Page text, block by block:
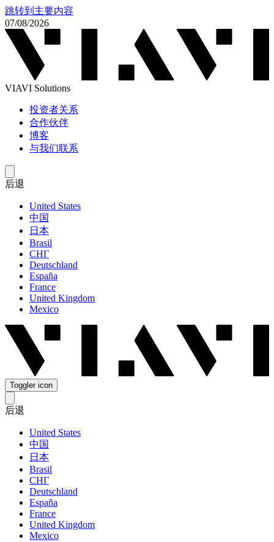
跳转到主要内容
07/08/2026
VIAVI Solutions
投资者关系
合作伙伴
博客
与我们联系
后退
United States
中国
日本
Brasil
СНГ
Deutschland
España
France
United Kingdom
Mexico
Toggler icon
后退
United States
中国
日本
Brasil
СНГ
Deutschland
España
France
United Kingdom
Mexico